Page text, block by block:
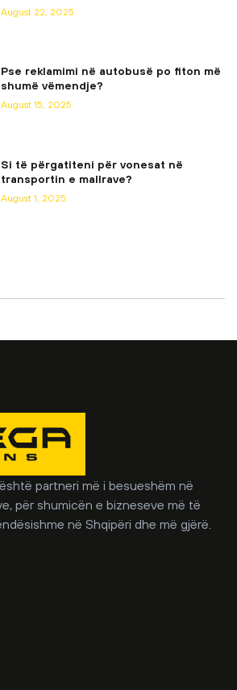
August 22, 2025
Pse reklamimi në autobusë po fiton më
shumë vëmendje?
August 15, 2025
Si të përgatiteni për vonesat në
transportin e mallrave?
August 1, 2025
partneri më i besueshëm në
për shumicën e bizneseve më të
në Shqipëri dhe më gjërë.